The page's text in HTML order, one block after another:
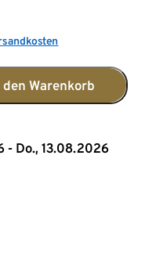
den Warenkorb
- Do., 13.08.2026